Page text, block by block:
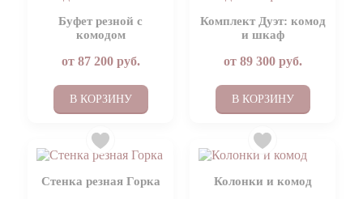
Буфет резной с
комодом
от 87 200руб.
В КОРЗИНУ
Комплект Дуэт: комод
и шкаф
от 89 300руб.
В КОРЗИНУ
Стенка резная Горка Колонки и комод